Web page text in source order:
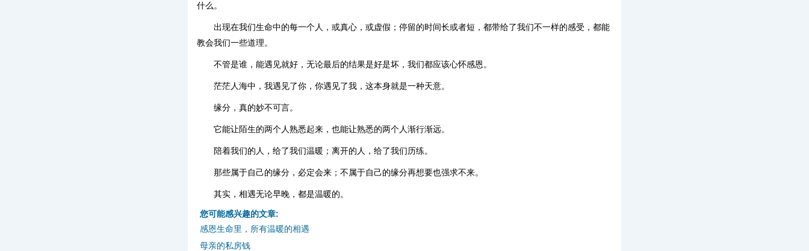
什么。
出现在我们生命中的每一个人，或真心，或虚假；停留的时间长或者短，都带给了我们不一样的感受，都能
教会我们一些道理。
不管是谁，能遇见就好，无论最后的结果是好是坏，我们都应该心怀感恩。
茫茫人海中，我遇见了你，你遇见了我，这本身就是一种天意。
缘分，真的妙不可言。
它能让陌生的两个人熟悉起来，也能让熟悉的两个人渐行渐远。
陪着我们的人，给了我们温暖；离开的人，给了我们历练。
那些属于自己的缘分，必定会来；不属于自己的缘分再想要也强求不来。
其实，相遇无论早晚，都是温暖的。
您可能感兴趣的文章:
感恩生命里，所有温暖的相遇
母亲的私房钱